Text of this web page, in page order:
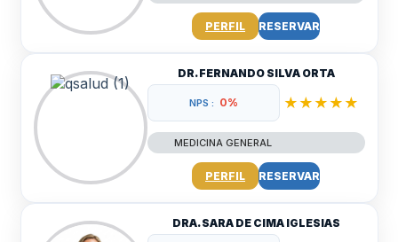
PERFIL RESERVAR
DR. FERNANDO SILVA ORTA
NPS : 0% ★★★★★
MEDICINA GENERAL
PERFIL RESERVAR
DRA. SARA DE CIMA IGLESIAS